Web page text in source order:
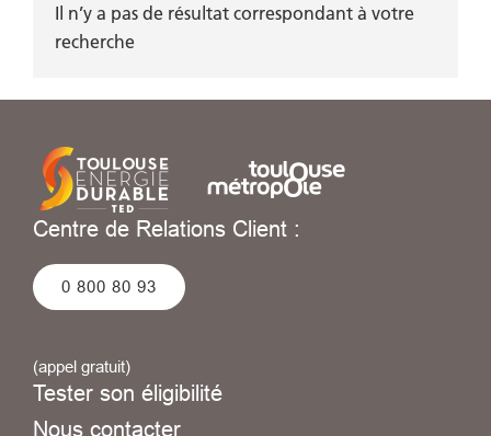
Il n’y a pas de résultat correspondant à votre
recherche
Centre de Relations Client :
0 800 80 93
(appel gratuit)
Tester son éligibilité
Nous contacter